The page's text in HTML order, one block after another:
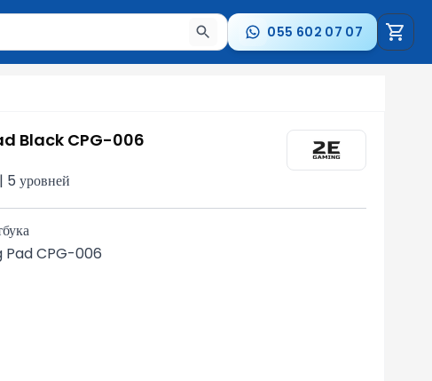
стрелки для навигации по результатам.
055 602 07 07
Black CPG-006
5 уровней
Pad CPG-006